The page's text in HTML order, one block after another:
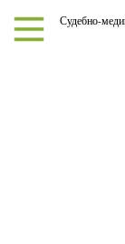
Судебно-